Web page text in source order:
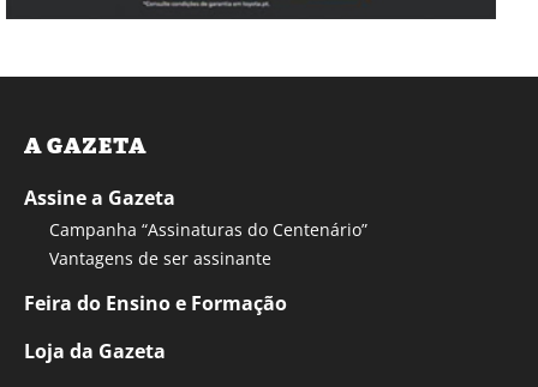
A GAZETA
Assine a Gazeta
Campanha “Assinaturas do Centenário”
Vantagens de ser assinante
Feira do Ensino e Formação
Loja da Gazeta